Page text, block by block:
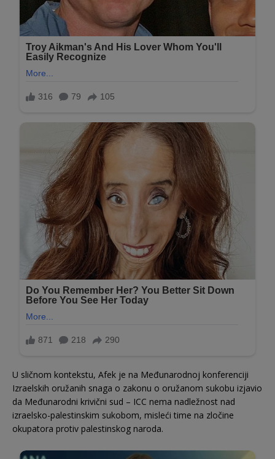
U sličnom kontekstu, Afek je na Međunarodnoj konferenciji
Izraelskih oružanih snaga o zakonu o oružanom sukobu izjavio
da Međunarodni krivični sud – ICC nema nadležnost nad
izraelsko-palestinskim sukobom, misleći time na zločine
okupatora protiv palestinskog naroda.